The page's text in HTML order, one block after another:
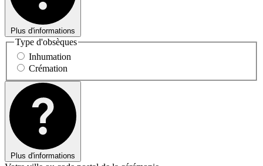
Plus d'informations
Type d'obsèques
Inhumation
Crémation
Plus d'informations